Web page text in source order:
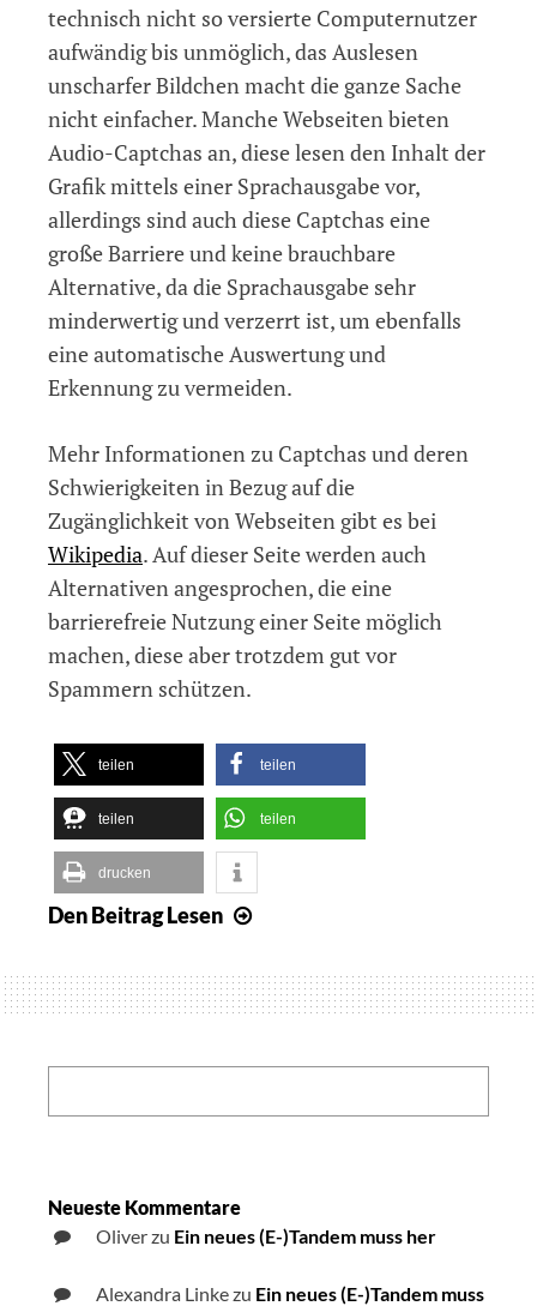
technisch nicht so versierte Computernutzer
aufwändig bis unmöglich, das Auslesen
unscharfer Bildchen macht die ganze Sache
nicht einfacher. Manche Webseiten bieten
Audio-Captchas an, diese lesen den Inhalt der
Grafik mittels einer Sprachausgabe vor,
allerdings sind auch diese Captchas eine
große Barriere und keine brauchbare
Alternative, da die Sprachausgabe sehr
minderwertig und verzerrt ist, um ebenfalls
eine automatische Auswertung und
Erkennung zu vermeiden.
Mehr Informationen zu Captchas und deren
Schwierigkeiten in Bezug auf die
Zugänglichkeit von Webseiten gibt es bei
Wikipedia. Auf dieser Seite werden auch
Alternativen angesprochen, die eine
barrierefreie Nutzung einer Seite möglich
machen, diese aber trotzdem gut vor
Spammern schützen.
teilen teilen
teilen teilen
drucken
Den BeitragLesen
die
Verwendung
Captchas
im
Neueste Kommentare
Oliverzu Ein neues (E-)Tandem muss her
Alexandra Linkezu Ein neues (E-)Tandem muss